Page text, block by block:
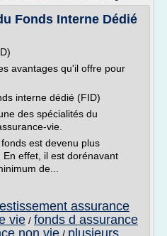
Fonds Interne Dédié
avantages qu'il offre pour
interne dédié (FID)
des spécialités du
vie.
est devenu plus
effet, il est dorénavant
de...
assurance
vie / fonds d assurance
non vie plusieurs